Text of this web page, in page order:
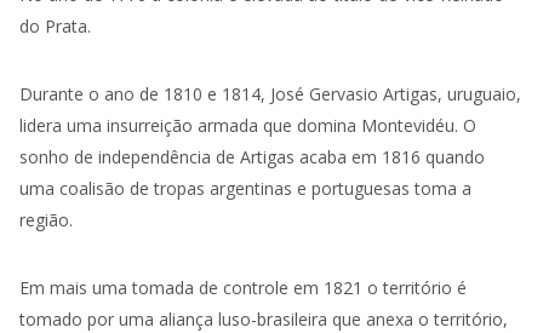
do Prata.
Durante o ano de 1810 e 1814, José Gervasio Artigas, uruguaio,
lidera uma insurreição armada que domina Montevidéu. O
sonho de independência de Artigas acaba em 1816 quando
uma coalisão de tropas argentinas e portuguesas toma a
região.
Em mais uma tomada de controle em 1821 o território é
tomado por uma aliança luso-brasileira que anexa o território,